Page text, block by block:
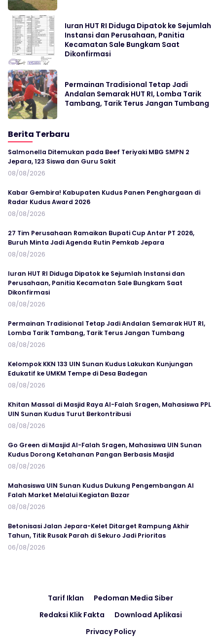
Iuran HUT RI Diduga Dipatok ke Sejumlah
Instansi dan Perusahaan, Panitia
Kecamatan Sale Bungkam Saat
Dikonfirmasi
Permainan Tradisional Tetap Jadi
Andalan Semarak HUT RI, Lomba Tarik
Tambang, Tarik Terus Jangan Tumbang
Berita Terbaru
Salmonella Ditemukan pada Beef Teriyaki MBG SMPN 2
Jepara, 123 Siswa dan Guru Sakit
08/08/2026
Kabar Gembira! Kabupaten Kudus Panen Penghargaan di
Radar Kudus Award 2026
08/08/2026
27 Tim Perusahaan Ramaikan Bupati Cup Antar PT 2026,
Buruh Minta Jadi Agenda Rutin Pemkab Jepara
08/08/2026
Iuran HUT RI Diduga Dipatok ke Sejumlah Instansi dan
Perusahaan, Panitia Kecamatan Sale Bungkam Saat
Dikonfirmasi
08/08/2026
Permainan Tradisional Tetap Jadi Andalan Semarak HUT RI,
Lomba Tarik Tambang, Tarik Terus Jangan Tumbang
08/08/2026
Kelompok KKN 133 UIN Sunan Kudus Lakukan Kunjungan
Edukatif ke UMKM Tempe di Desa Badegan
08/08/2026
Khitan Massal di Masjid Raya Al-Falah Sragen, Mahasiswa PPL
UIN Sunan Kudus Turut Berkontribusi
08/08/2026
Go Green di Masjid Al-Falah Sragen, Mahasiswa UIN Sunan
Kudus Dorong Ketahanan Pangan Berbasis Masjid
08/08/2026
Mahasiswa UIN Sunan Kudus Dukung Pengembangan Al
Falah Market Melalui Kegiatan Bazar
08/08/2026
Betonisasi Jalan Jepara-Kelet Ditarget Rampung Akhir
Tahun, Titik Rusak Parah di Sekuro Jadi Prioritas
06/08/2026
Tarif Iklan
Pedoman Media Siber
Redaksi Klik Fakta
Download Aplikasi
Privacy Policy